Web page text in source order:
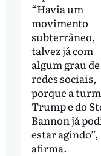
“Havia um
movimento
subterrâneo,
talvez já com
algum grau de
redes sociais,
porque a
Trump e do
Bannon já
estar agindo”,
afirma.